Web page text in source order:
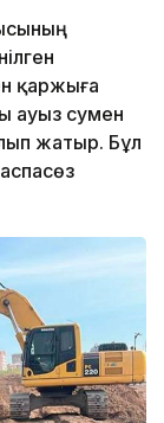
қаржыға
ауыз сумен
жатыр. Бұл